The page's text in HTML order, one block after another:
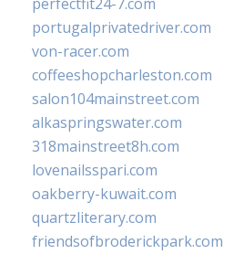
portugalprivatedriver.com
von-racer.com
coffeeshopcharleston.com
salon104mainstreet.com
alkaspringswater.com
318mainstreet8h.com
lovenailsspari.com
oakberry-kuwait.com
quartzliterary.com
friendsofbroderickpark.com